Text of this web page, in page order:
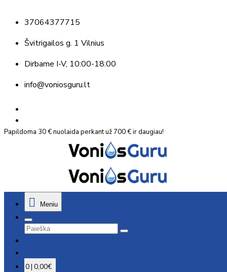
37064377715
Švitrigailos g. 1 Vilnius
Dirbame I-V, 10:00-18:00
info@voniosguru.lt
Papildoma 30 € nuolaida perkant už 700 € ir daugiau!
Meniu
0 | 0,00€